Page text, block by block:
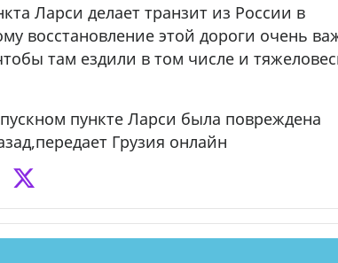
Ларси делает транзит из России в
восстановление этой дороги очень
там ездили в том числе и
пункте Ларси была повреждена
Грузия онлайн